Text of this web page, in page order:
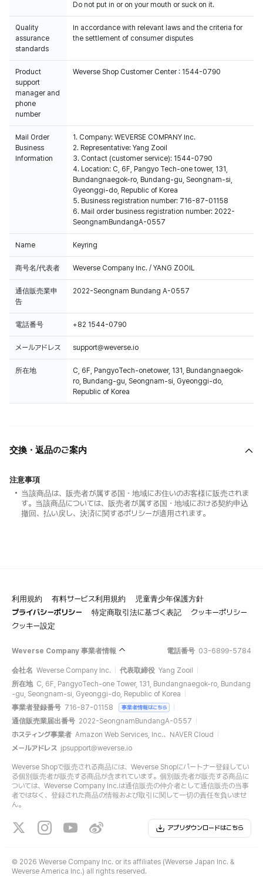
Do not put in or on your mouth or suck on it.
Quality
assurance
standards
In accordance with relevant laws and the criteria for
the settlement of consumer disputes
Product
support
manager and
phone
number
Weverse Shop Customer Center : 1544-0790
Mail Order
Business
Information
1. Company: WEVERSE COMPANY Inc.
2. Representative: Yang Zooil
3. Contact (customer service): 1544-0790
4. Location: C, 6F, Pangyo Tech-one tower, 131,
Bundangnaegok-ro, Bundang-gu, Seongnam-si,
Gyeonggi-do, Republic of Korea
5. Business registration number: 716-87-01158
6. Mail order business registration number: 2022-
SeongnamBundangA-0557
Name Keyring
商号名/代表者 Weverse Company Inc. / YANG ZOOIL
通信販売業申
告
2022-Seongnam Bundang A-0557
電話番号 +82 1544-0790
メールアドレス support@weverse.io
所在地
C, 6F, PangyoTech-onetower, 131, Bundangnaegok-
ro, Bundang-gu, Seongnam-si, Gyeonggi-do,
Republic of Korea
交換・返品のご案内
注意事項
当該商品は、販売者が属する国・地域にお住いのお客様に販売されま
す。当該商品については、販売者が属する国・地域における契約申込
撤回、払い戻し、決済に関するポリシーが適用されます。
利用規約 有料サービス利用規約
児童青少年保護方針
プライバシーポリシー
特定商取引法に基づく表記
クッキーポリシー
クッキー設定
Weverse Company 事業者情報 電話番号 03-6899-5784
会社名 Weverse Company Inc. 代表取締役 Yang Zooil
所在地 C, 6F, PangyoTech-one Tower, 131, Bundangnaegok-ro, Bundang
-gu, Seongnam-si, Gyeonggi-do, Republic of Korea
事業者登録番号 716-87-01158 事業者情報はこちら
通信販売業届出番号 2022-SeongnamBundangA-0557
ホスティング事業者 Amazon Web Services, Inc.、NAVER Cloud
メールアドレス jpsupport@weverse.io
Weverse Shopで販売される商品には、Weverse Shopにパートナー登録してい
る個別販売者が販売する商品が含まれています。個別販売者が販売する商品に
ついては、Weverse Company Inc.は通信販売の仲介者として通信販売の当事
者ではなく、登録された商品の情報および取引に関して一切の責任を負いませ
ん。
アプリダウンロードはこちら
© 2026 Weverse Company Inc. or its affiliates (Weverse Japan Inc. &
Weverse America Inc.) all rights reserved.